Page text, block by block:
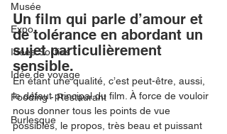
Musée
Expo
Idées Sorties
Idée de voyage
Fooding - Restaurant
Burlesque
Un film qui parle d’amour et
de tolérance en abordant un
sujet particulièrement
sensible.
En étant une qualité, c’est peut-être, aussi,
le défaut principal du film. À force de vouloir
nous donner tous les points de vue
possibles, le propos, très beau et puissant